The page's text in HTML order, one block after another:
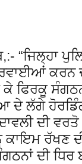
“ਜਿਲ੍ਹਾ
ਕਰਨ
ਫਿਰਕੂ
ਦੇ ਲੱਗੇ
ਦੀ
ਕਾਇਮ ਰੱਖਣ
ਦੀ